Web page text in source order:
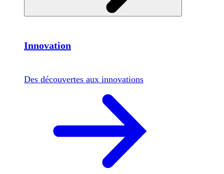
Innovation
Des découvertes aux innovations